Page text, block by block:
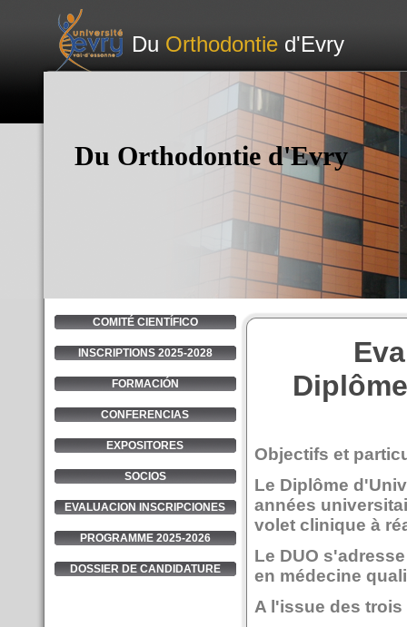
Du Orthodontie d'Evry
Du Orthodontie d'Evry
COMITÉ CIENTÍFICO
INSCRIPTIONS 2025-2028
FORMACIÓN
CONFERENCIAS
EXPOSITORES
SOCIOS
EVALUACION INSCRIPCIONES
PROGRAMME 2025-2026
DOSSIER DE CANDIDATURE
Objectifs et
Le Diplôme
années
volet clinique à
Le DUO
en médecine
A l'issue des